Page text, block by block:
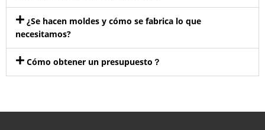
¿Se hacen moldes y cómo se fabrica lo que
necesitamos?
Cómo obtener un presupuesto？